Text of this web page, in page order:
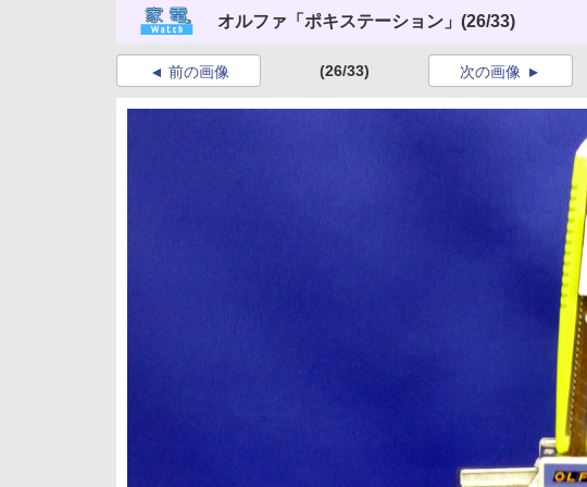
オルファ「ポキステーション」 (26/33)
前の画像 (26/33) 次の画像